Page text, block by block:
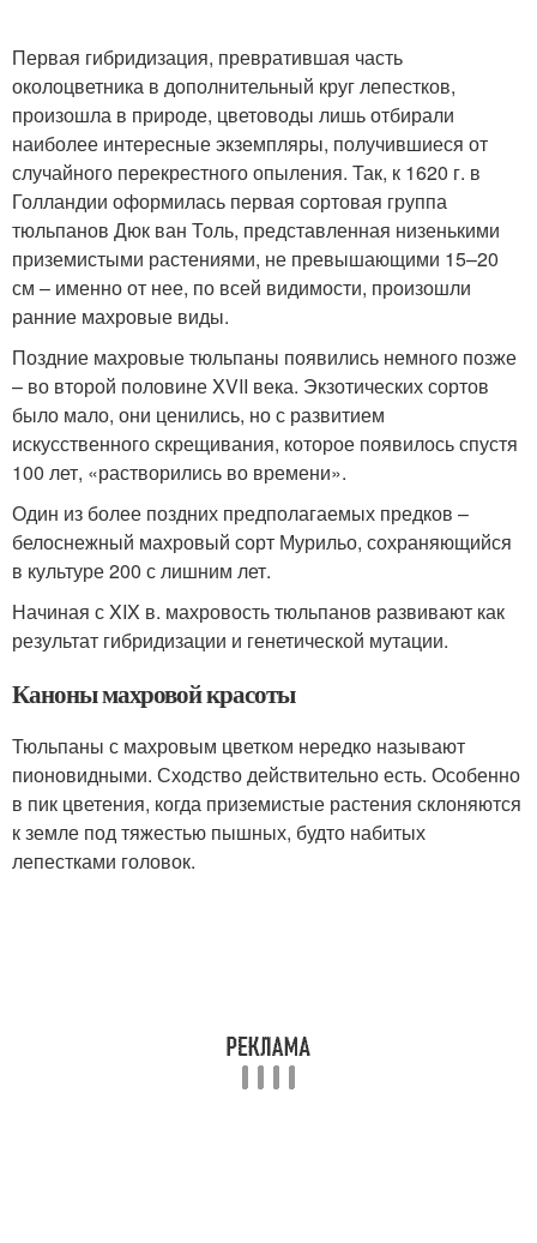
Первая гибридизация, превратившая часть
околоцветника в дополнительный круг лепестков,
произошла в природе, цветоводы лишь отбирали
наиболее интересные экземпляры, получившиеся от
случайного перекрестного опыления. Так, к 1620 г. в
Голландии оформилась первая сортовая группа
тюльпанов Дюк ван Толь, представленная низенькими
приземистыми растениями, не превышающими 15–20
см – именно от нее, по всей видимости, произошли
ранние махровые виды.
Поздние махровые тюльпаны появились немного позже
– во второй половине XVII века. Экзотических сортов
было мало, они ценились, но с развитием
искусственного скрещивания, которое появилось спустя
100 лет, «растворились во времени».
Один из более поздних предполагаемых предков –
белоснежный махровый сорт Мурильо, сохраняющийся
в культуре 200 с лишним лет.
Начиная с XIX в. махровость тюльпанов развивают как
результат гибридизации и генетической мутации.
Каноны махровой красоты
Тюльпаны с махровым цветком нередко называют
пионовидными. Сходство действительно есть. Особенно
в пик цветения, когда приземистые растения склоняются
к земле под тяжестью пышных, будто набитых
лепестками головок.